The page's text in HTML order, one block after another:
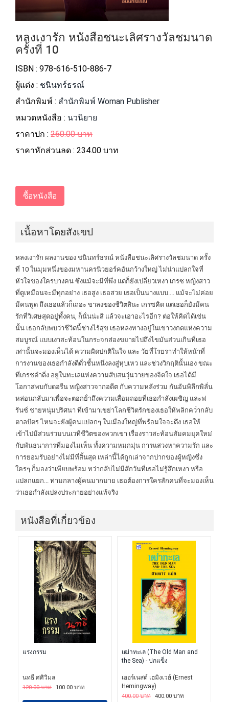
หลงเงารัก หนังสือชนะเลิศรางวัลชมนาด
ครั้งที่ 10
ISBN : 978-616-510-886-7
ผู้แต่ง : ชนินทร์ธรณ์
สำนักพิมพ์ : สำนักพิมพ์ Woman Publisher
หมวดหนังสือ : นวนิยาย
ราคาปก : 260.00 บาท
ราคาหักส่วนลด : 234.00 บาท
เนื้อหาโดยสังเขป
หลงเงารัก ผลงานของ ชนินทร์ธรณ์ หนังสือชนะเลิศรางวัลชมนาด ครั้ง
ที่ 10 ในมุมหนึ่งของมหานครนิวยอร์คอันกว้างใหญ่ ไม่น่าแปลกใจที่
หัวใจของใครบางคน ซึ่งแม้จะมีที่พึ่ง แต่ก็ยังเปลี่ยวเหงา เกรซ หญิงสาว
ที่ดูเหมือนจะมีทุกอย่าง เธอสูง เธอสวย เธอเป็นนางแบบ.... แม้จะไม่ค่อย
มีคนพูด ถึงเธอแล้วก็เถอะ ขาลงของชีวิตสินะ เกรซคิด แต่เธอก็ยังมีคน
รักที่วิเศษสุดอยู่ทั้งคน, ก็นั่นน่ะสิ แล้วจะเอาอะไรอีก? ต่อให้คิดได้เช่น
นั้น เธอกลับพบว่าชีวิตนี้ช่างไร้สุข เธอหลงทางอยู่ในเขาวงกตแห่งความ
สมบูรณ์ แบบเงาสะท้อนในกระจกส่องขยายไปถึงไขมันส่วนเกินที่เธอ
เท่านั้นจะมองเห็นได้ ความผิดปกติในใจ และ วัยที่โรยราทําให้หน้าที่
การงานของเธอกําลังตีตั๋วชั้นหนึ่งลงสู่หุบเหว และช่วงวิกฤตินั้นเอง ขณะ
ที่เกรชดําดิ่ง อยู่ในทะเลแห่งความสับสนวุ่นวายของจิตใจ เธอได้มี
โอกาสพบกับดอรีน หญิงสาวจากอดีต กับความหลังร่วม กันอันพิลึกพิลั่น
หล่อนกลับมาเพื่อจะตอกย้ําถึงความเสื่อมถอยที่เธอกําลังเผชิญ และฟ
รันซ์ ชายหนุ่มปริศนา ที่เข้ามาเขย่าโลกชีวิตรักของเธอให้พลิกคว่ํากลับ
ตาลปัตร ไหนจะยังผู้คนแปลกๆ ในเมืองใหญ่ที่พร้อมใจจะดึง เธอให้
เข้าไปมีส่วนร่วมบนเวทีชีวิตของพวกเขา เรื่องราวสะท้อนสัมคมยุคใหม่
กับพันธนาการที่มองไม่เห็น ทั้งความหมกมุ่น การแสวงหาความรัก และ
การยอมรับอย่างไม่มีที่สิ้นสุด เหล่านี้ได้ถูกเล่าจากปากของผู้หญิงซึ่ง
ใครๆ ก็มองว่าเพียบพร้อม ทว่ากลับไม่มีสักวันที่เธอไม่รู้สึกเหงา หรือ
แปลกแยก... ท่ามกลางผู้คนมากมาย เธอต้องการใครสักคนที่จะมองเห็น
ว่าเธอกําลังเปล่งประกายอย่างแท้จริง
หนังสือที่เกี่ยวข้อง
แรงกรรม
นทธี ศศิวิมล
120.00 บาท 100.00 บาท
เฒ่าทะเล (The Old Man and
the Sea) - ปกแข็ง
เออร์เนสต์ เฮมิงเวย์ (Ernest
Hemingway)
400.00 บาท 400.00 บาท